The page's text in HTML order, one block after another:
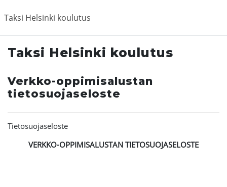
Taksi Helsinki koulutus
Taksi Helsinki koulutus
Verkko-oppimisalustan
tietosuojaseloste
Tietosuojaseloste
VERKKO-OPPIMISALUSTAN TIETOSUOJASELOSTE